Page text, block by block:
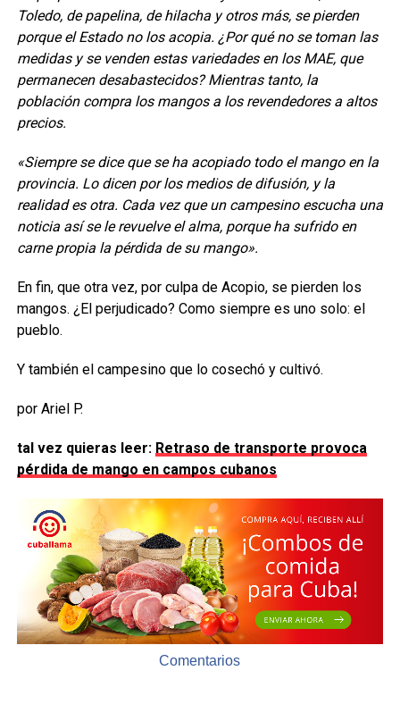
Toledo, de papelina, de hilacha y otros más, se pierden
porque el Estado no los acopia. ¿Por qué no se toman las
medidas y se venden estas variedades en los MAE, que
permanecen desabastecidos? Mientras tanto, la
población compra los mangos a los revendedores a altos
precios.
«Siempre se dice que se ha acopiado todo el mango en la
provincia. Lo dicen por los medios de difusión, y la
realidad es otra. Cada vez que un campesino escucha una
noticia así se le revuelve el alma, porque ha sufrido en
carne propia la pérdida de su mango».
En fin, que otra vez, por culpa de Acopio, se pierden los
mangos. ¿El perjudicado? Como siempre es uno solo: el
pueblo.
Y también el campesino que lo cosechó y cultivó.
por Ariel P.
tal vez quieras leer: Retraso de transporte provoca
pérdida de mango en campos cubanos
Comentarios